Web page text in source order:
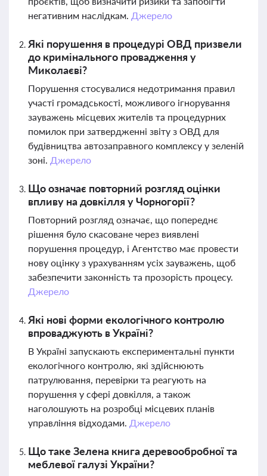
негативним наслідкам. Джерело
Які порушення в процедурі ОВД призвели
до кримінального провадження у
Миколаєві?
Порушення стосувалися недотримання правил
участі громадськості, можливого ігнорування
зауважень місцевих жителів та процедурних
помилок при затвердженні звіту з ОВД для
будівництва автозаправного комплексу у зеленій
зоні. Джерело
Що означає повторний розгляд оцінки
впливу на довкілля у Чорногорії?
Повторний розгляд означає, що попереднє
рішення було скасоване через виявлені
порушення процедур, і Агентство має провести
нову оцінку з урахуванням усіх зауважень, щоб
забезпечити законність та прозорість процесу.
Джерело
Які нові форми екологічного контролю
впроваджують в Україні?
В Україні запускають експериментальні пункти
екологічного контролю, які здійснюють
патрулювання, перевірки та реагують на
порушення у сфері довкілля, а також
наголошують на розробці місцевих планів
управління відходами. Джерело
Що таке Зелена книга деревообробної та
меблевої галузі України?